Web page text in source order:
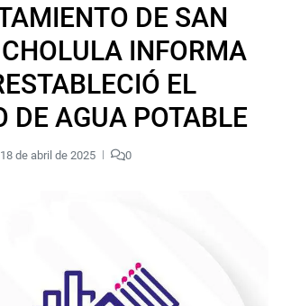
DE SAN
INFORMA
EL
DE AGUA POTABLE
18 de abril de 2025 0